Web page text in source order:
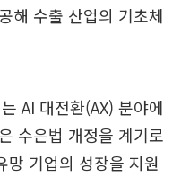
해 수출 산업의 기초체
AI 대전환(AX) 분야에
수은법 개정을 계기로
망 기업의 성장을 지원